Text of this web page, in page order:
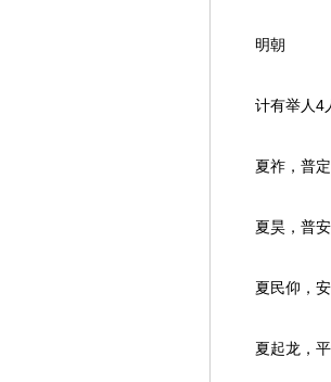
明朝
计有举人4
夏祚，普定
夏昊，普安
夏民仰，安
夏起龙，平